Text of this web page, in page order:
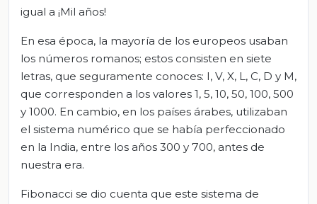
igual a ¡Mil años!
En esa época, la mayoría de los europeos usaban
los números romanos; estos consisten en siete
letras, que seguramente conoces: I, V, X, L, C, D y M,
que corresponden a los valores 1, 5, 10, 50, 100, 500
y 1000. En cambio, en los países árabes, utilizaban
el sistema numérico que se había perfeccionado
en la India, entre los años 300 y 700, antes de
nuestra era.
Fibonacci se dio cuenta que este sistema de